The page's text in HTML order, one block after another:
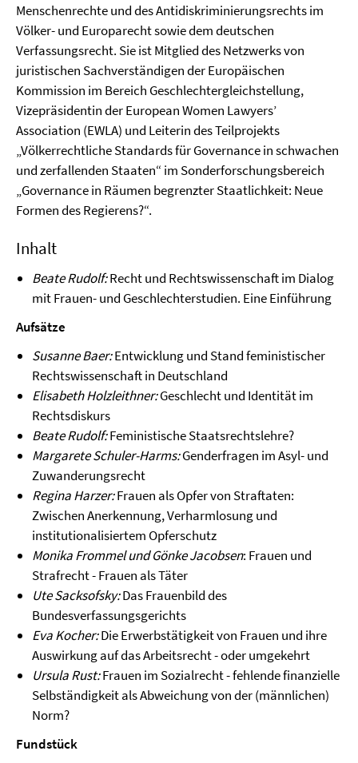
Menschenrechte und des Antidiskriminierungsrechts im
Völker- und Europarecht sowie dem deutschen
Verfassungsrecht. Sie ist Mitglied des Netzwerks von
juristischen Sachverständigen der Europäischen
Kommission im Bereich Geschlechtergleichstellung,
Vizepräsidentin der European Women Lawyers’
Association (EWLA) und Leiterin des Teilprojekts
„Völkerrechtliche Standards für Governance in schwachen
und zerfallenden Staaten“ im Sonderforschungsbereich
„Governance in Räumen begrenzter Staatlichkeit: Neue
Formen des Regierens?“.
Inhalt
Beate Rudolf:Recht und Rechtswissenschaft im Dialog
mit Frauen- und Geschlechterstudien. Eine Einführung
Aufsätze
Susanne Baer:Entwicklung und Stand feministischer
Rechtswissenschaft in Deutschland
Elisabeth Holzleithner:Geschlecht und Identität im
Rechtsdiskurs
Beate Rudolf:Feministische Staatsrechtslehre?
Margarete Schuler-Harms:Genderfragen im Asyl- und
Zuwanderungsrecht
Regina Harzer:Frauen als Opfer von Straftaten:
Zwischen Anerkennung, Verharmlosung und
institutionalisiertem Opferschutz
Monika Frommel und Gönke Jacobsen: Frauen und
Strafrecht - Frauen als Täter
Ute Sacksofsky:Das Frauenbild des
Bundesverfassungsgerichts
Eva Kocher:Die Erwerbstätigkeit von Frauen und ihre
Auswirkung auf das Arbeitsrecht - oder umgekehrt
Ursula Rust:Frauen im Sozialrecht - fehlende finanzielle
Selbständigkeit als Abweichung von der (männlichen)
Norm?
Fundstück